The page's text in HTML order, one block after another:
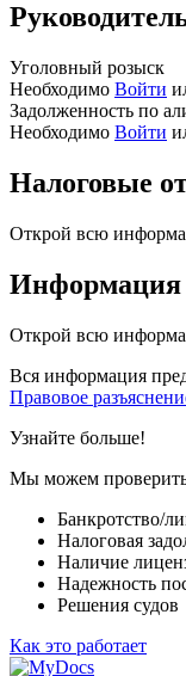
Уголовный розыск
Необходимо Войти
Задолженность по
Необходимо Войти
Налоговые
Открой всю
Информация
Открой всю
Вся информация
Правовое
Узнайте больше!
Мы можем
Банкротство/
Налоговая
Наличие
Надежность
Решения судов
Как это работает